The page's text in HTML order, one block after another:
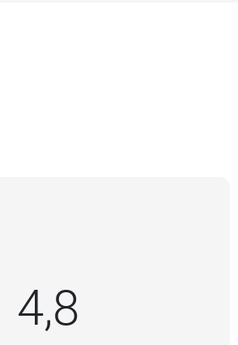
4,8